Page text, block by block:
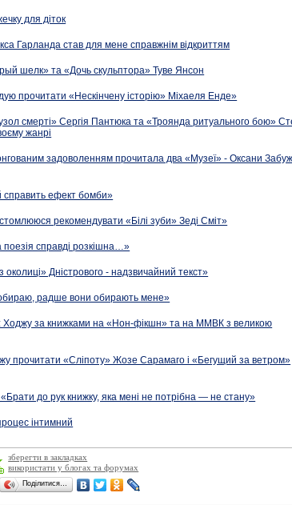
для діток
Гарланда став для мене справжнім відкриттям
шелк» та «Дочь скульптора» Туве Янсон
прочитати «Нескінчену історію» Міхаеля Енде»
смерті» Сергія Пантюка та «Троянда ритуального бою»
жанрі
задоволенням прочитала два «Музеї» - Оксани
справить ефект бомби»
рекомендувати «Білі зуби» Зеді Сміт»
поезія справді розкішна…»
околиці» Дністрового - надзвичайний текст»
радше вони обирають мене»
Ходжу за книжками на «Нон-фікшн» та на ММВК з великою
прочитати «Сліпоту» Жозе Сарамаго і «Бегущий за ветром»
до рук книжку, яка мені не потрібна — не стану»
інтимний
зберегти в закладках
використати у блогах та форумах
Поділитися…